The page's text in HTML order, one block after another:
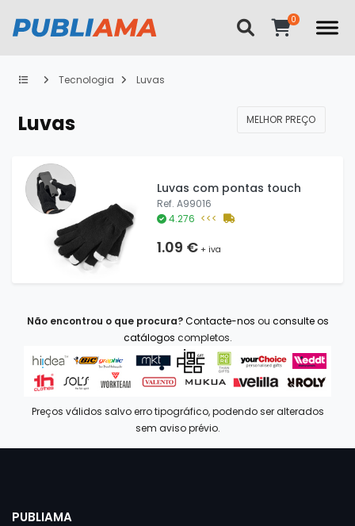
Tecnologia Luvas
Luvas MELHOR PREÇO
Luvas com pontas touch
Ref. A99016
4.276 <<<
1.09 €+ iva
Não encontrou o que procura? Contacte-nos ou consulte os
catálogos completos.
Preços válidos salvo erro tipográfico, podendo ser alterados
sem aviso prévio.
PUBLIAMA